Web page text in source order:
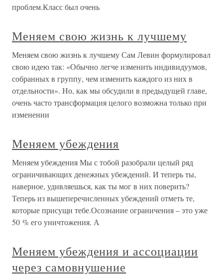
проблем.Класс был очень
Меняем свою жизнь к лучшему
Меняем свою жизнь к лучшему Сам Левин формулировал
свою идею так: «Обычно легче изменить индивидуумов,
собранных в группу, чем изменить каждого из них в
отдельности». Но, как мы обсудили в предыдущей главе,
очень часто трансформация целого возможна только при
изменении
Меняем убеждения
Меняем убеждения Мы с тобой разобрали целый ряд
ограничивающих денежных убеждений. И теперь ты,
наверное, удивляешься, как ты мог в них поверить?
Теперь из вышеперечисленных убеждений отметь те,
которые присущи тебе.Осознание ограничения – это уже
50 % его уничтожения. А
Меняем убеждения и ассоциации
через самовнушение